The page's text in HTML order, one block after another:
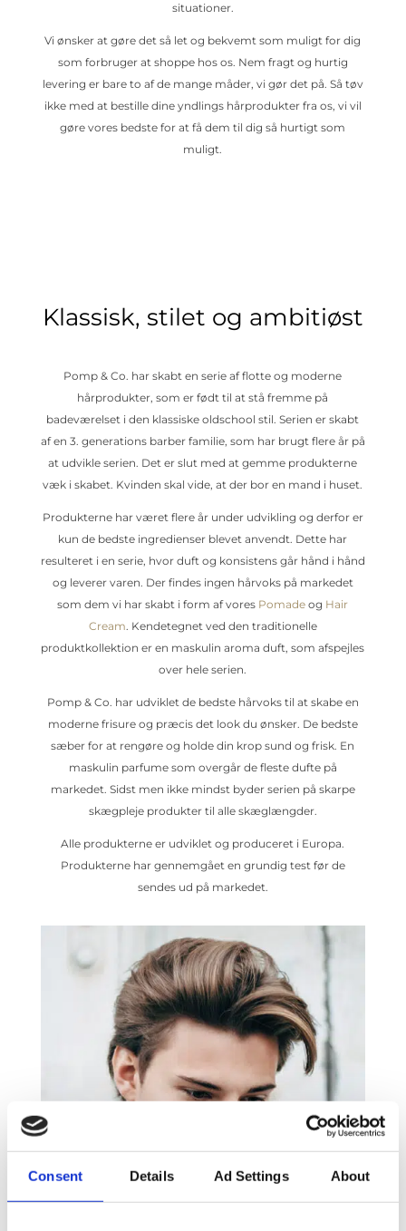
Consent Details Ad Settings About
situationer.
Vi ønsker at gøre det så let og bekvemt som muligt for dig
som forbruger at shoppe hos os. Nem fragt og hurtig
levering er bare to af de mange måder, vi gør det på. Så tøv
ikke med at bestille dine yndlings hårprodukter fra os, vi vil
gøre vores bedste for at få dem til dig så hurtigt som
muligt.
Klassisk, stilet og ambitiøst
Pomp & Co. har skabt en serie af flotte og moderne
hårprodukter, som er født til at stå fremme på
badeværelset i den klassiske oldschool stil. Serien er skabt
af en 3. generations barber familie, som har brugt flere år på
at udvikle serien. Det er slut med at gemme produkterne
væk i skabet. Kvinden skal vide, at der bor en mand i huset.
Produkterne har været flere år under udvikling og derfor er
kun de bedste ingredienser blevet anvendt. Dette har
resulteret i en serie, hvor duft og konsistens går hånd i hånd
og leverer varen. Der findes ingen hårvoks på markedet
som dem vi har skabt i form af vores Pomade og Hair
Cream . Kendetegnet ved den traditionelle
produktkollektion er en maskulin aroma duft, som afspejles
over hele serien.
Pomp & Co. har udviklet de bedste hårvoks til at skabe en
moderne frisure og præcis det look du ønsker. De bedste
sæber for at rengøre og holde din krop sund og frisk. En
maskulin parfume som overgår de fleste dufte på
markedet. Sidst men ikke mindst byder serien på skarpe
skægpleje produkter til alle skæglængder.
Alle produkterne er udviklet og produceret i Europa.
Produkterne har gennemgået en grundig test før de
sendes ud på markedet.